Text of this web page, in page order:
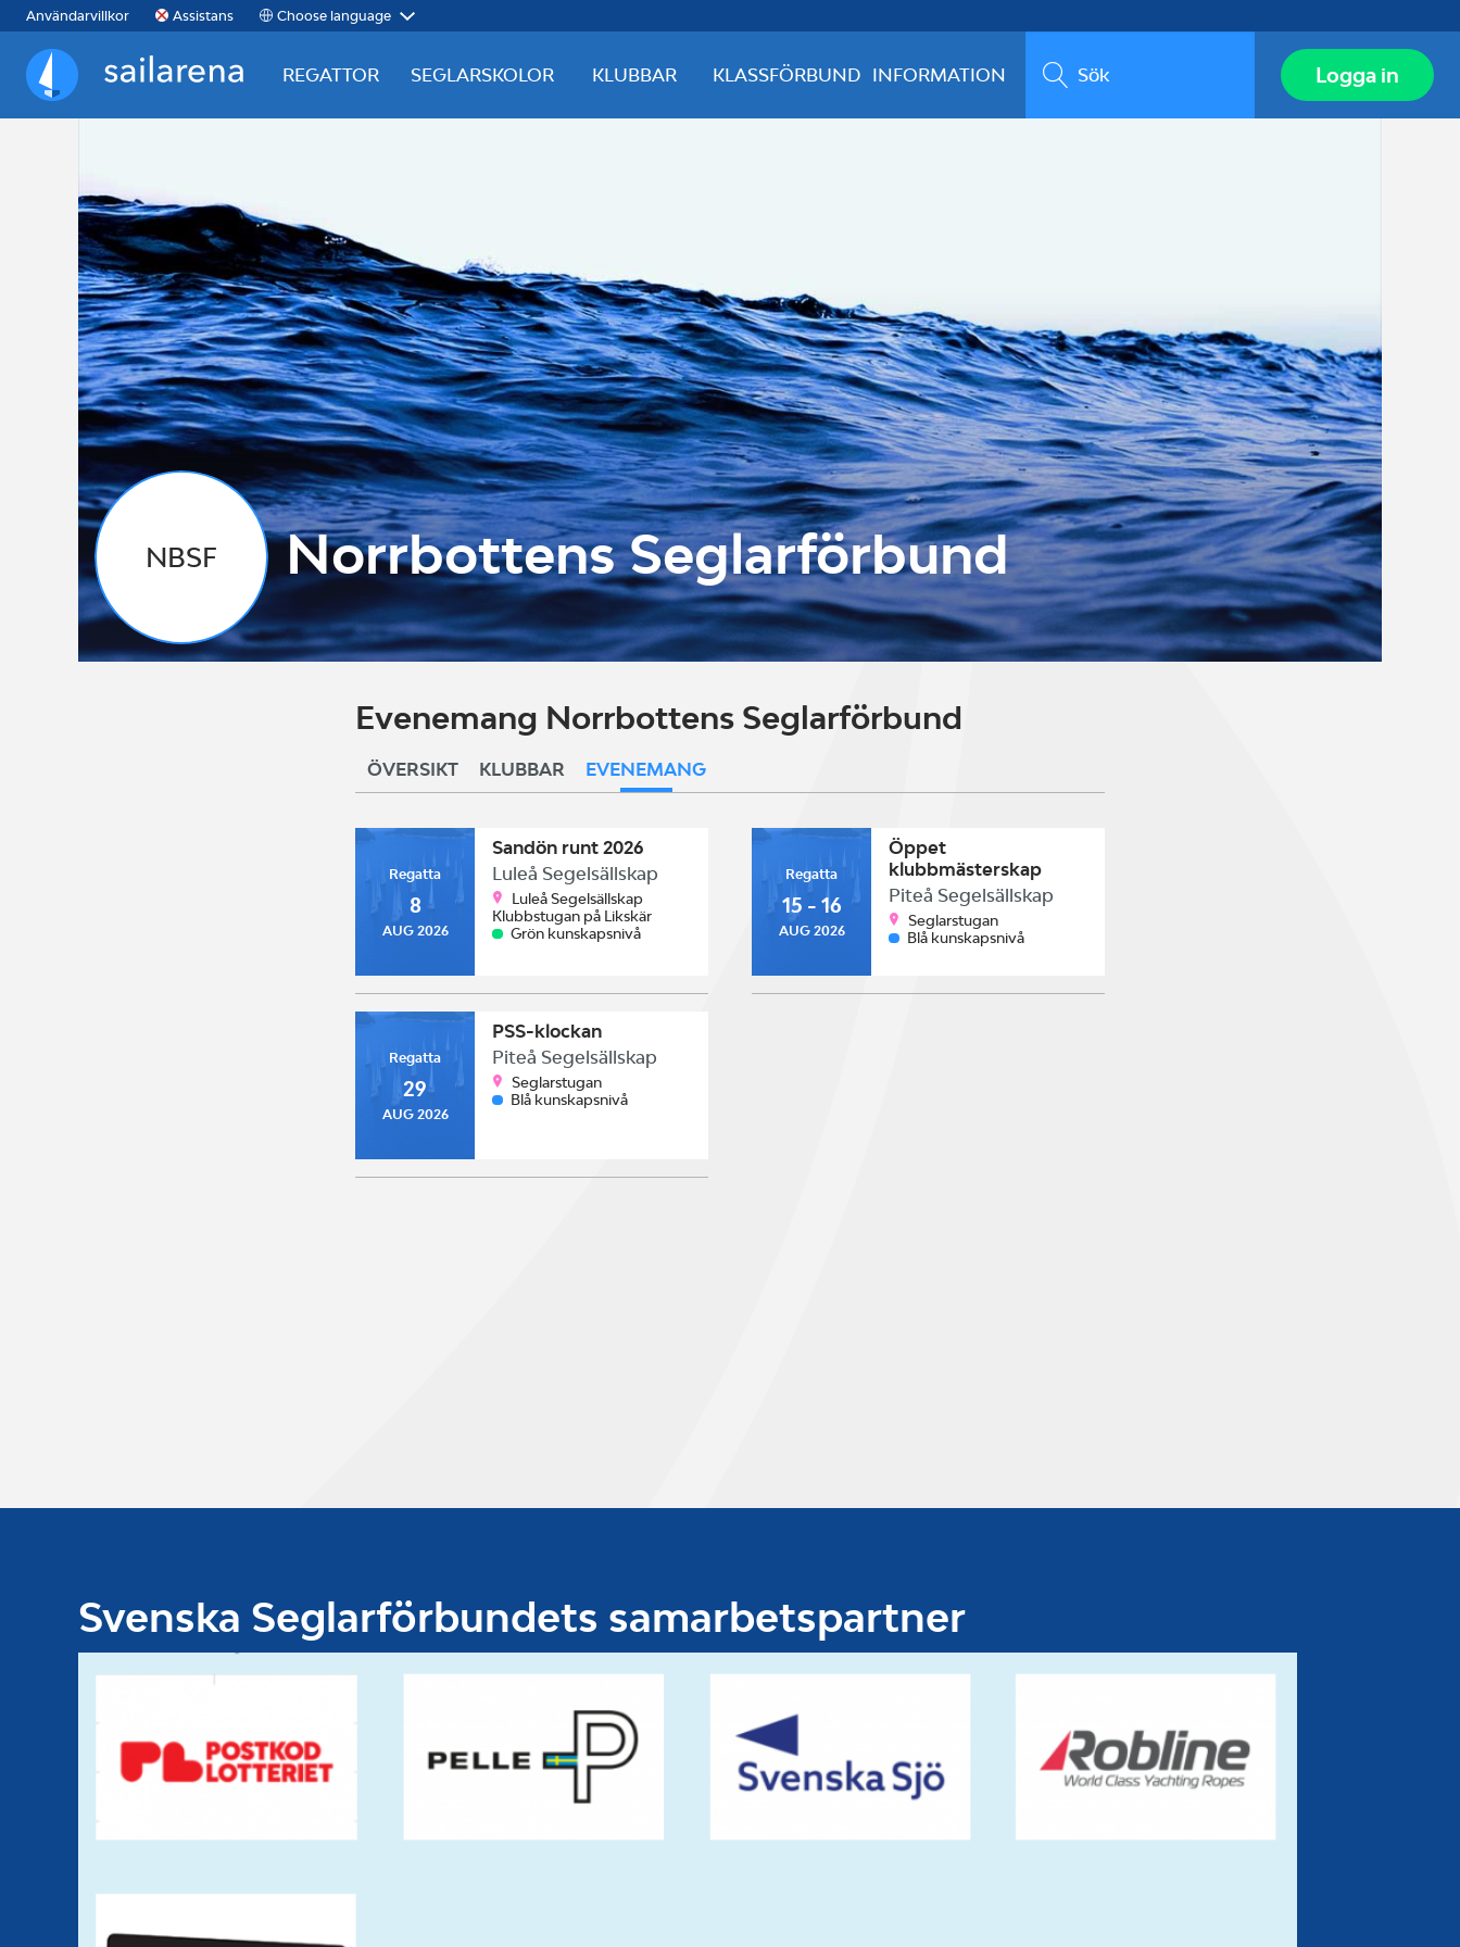
Användarvillkor Assistans Choose language
Sailarena
REGATTOR SEGLARSKOLOR KLUBBAR KLASSFÖRBUND INFORMATION Sök Logga in
NBSF Norrbottens Seglarförbund
Evenemang Norrbottens Seglarförbund
ÖVERSIKT KLUBBAR EVENEMANG
Regatta
8
AUG 2026
Sandön runt 2026
Luleå Segelsällskap
Luleå Segelsällskap
Klubbstugan på Likskär
Grön kunskapsnivå
Regatta
15 - 16
AUG 2026
Öppet
klubbmästerskap
Piteå Segelsällskap
Seglarstugan
Blå kunskapsnivå
Regatta
29
AUG 2026
PSS-klockan
Piteå Segelsällskap
Seglarstugan
Blå kunskapsnivå
Svenska Seglarförbundets samarbetspartner